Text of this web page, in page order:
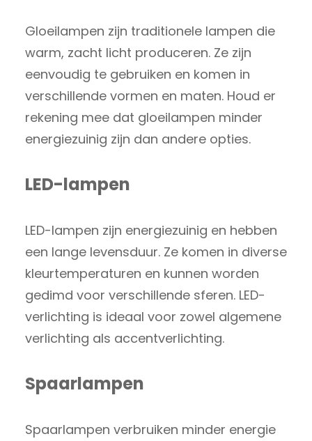
Gloeilampen zijn traditionele lampen die
warm, zacht licht produceren. Ze zijn
eenvoudig te gebruiken en komen in
verschillende vormen en maten. Houd er
rekening mee dat gloeilampen minder
energiezuinig zijn dan andere opties.
LED-lampen
LED-lampen zijn energiezuinig en hebben
een lange levensduur. Ze komen in diverse
kleurtemperaturen en kunnen worden
gedimd voor verschillende sferen. LED-
verlichting is ideaal voor zowel algemene
verlichting als accentverlichting.
Spaarlampen
Spaarlampen verbruiken minder energie